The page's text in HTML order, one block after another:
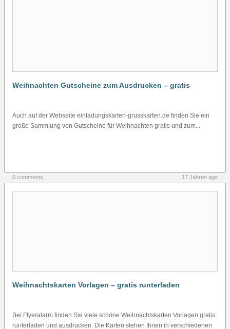
Weihnachten Gutscheine zum Ausdrucken – gratis
Auch auf der Webseite einladungskarten-grusskarten.de finden Sie ein
große Sammlung von Gutscheine für Weihnachten gratis und zum...
0 comments 17 Jahren ago
Weihnachtskarten Vorlagen – gratis runterladen
Bei Flyeralarm finden Sie viele schöne Weihnachtskarten Vorlagen gratis
runterladen und ausdrucken. Die Karten stehen Ihnen in verschiedenen